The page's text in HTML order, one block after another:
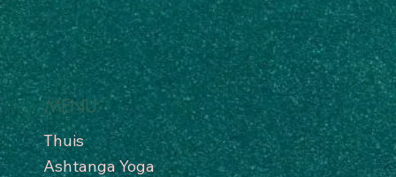
MENU
Thuis
Ashtanga Yoga